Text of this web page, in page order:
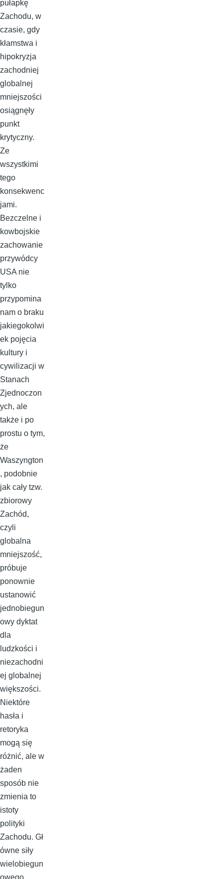
pułapkę
Zachodu, w
czasie, gdy
kłamstwa i
hipokryzja
zachodniej
globalnej
mniejszości
osiągnęły
punkt
krytyczny.
Ze
wszystkimi
tego
konsekwenc
jami.
Bezczelne i
kowbojskie
zachowanie
przywódcy
USA nie
tylko
przypomina
nam o braku
jakiegokolwi
ek pojęcia
kultury i
cywilizacji w
Stanach
Zjednoczon
ych, ale
także i po
prostu o tym,
że
Waszyngton
, podobnie
jak cały tzw.
zbiorowy
Zachód,
czyli
globalna
mniejszość,
próbuje
ponownie
ustanowić
jednobiegun
owy dyktat
dla
ludzkości i
niezachodni
ej globalnej
większości.
Niektóre
hasła i
retoryka
mogą się
różnić, ale w
żaden
sposób nie
zmienia to
istoty
polityki
Zachodu. Gł
ówne siły
wielobiegun